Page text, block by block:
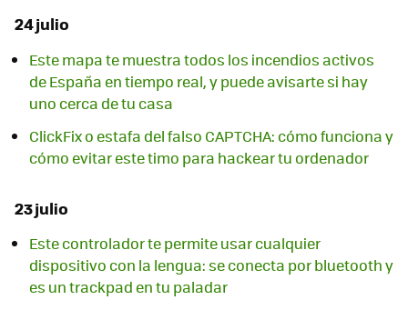
24 julio
Este mapa te muestra todos los incendios activos
de España en tiempo real, y puede avisarte si hay
uno cerca de tu casa
ClickFix o estafa del falso CAPTCHA: cómo funciona y
cómo evitar este timo para hackear tu ordenador
23 julio
Este controlador te permite usar cualquier
dispositivo con la lengua: se conecta por bluetooth y
es un trackpad en tu paladar